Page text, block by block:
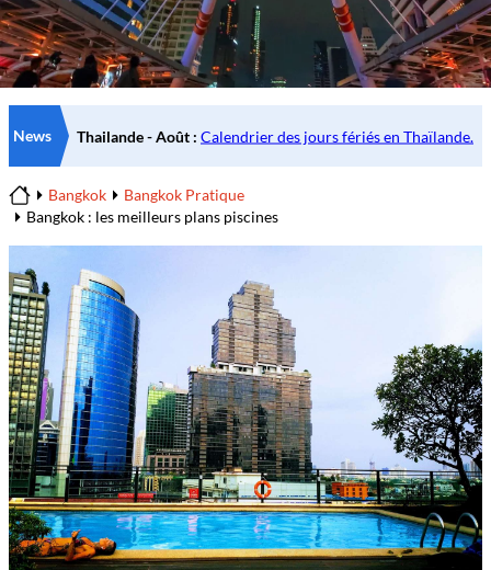
News
Home
Bangkok
Bangkok Pratique
Bangkok : les meilleurs plans piscines